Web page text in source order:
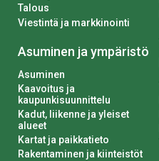
Talous
Viestintä ja markkinointi
Asuminen ja ympäristö
Asuminen
Kaavoitus ja
kaupunkisuunnittelu
Kadut, liikenne ja yleiset
alueet
Kartat ja paikkatieto
Rakentaminen ja kiinteistöt